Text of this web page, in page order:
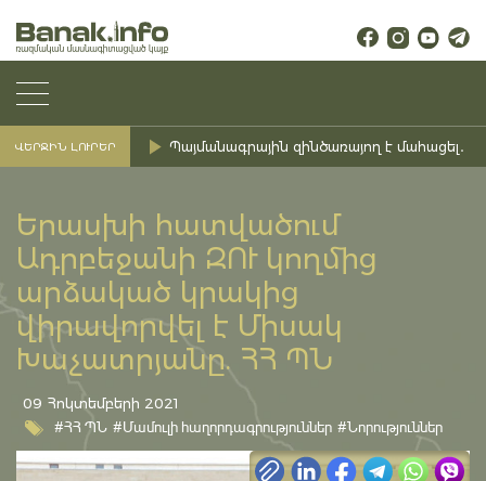
ՎԵՐՋԻՆ ԼՈՒՐԵՐ Պայմանագրային զինծառայող է մահացել․
Երասխի հատվածում
Ադրբեջանի ԶՈՒ կողմից
արձակած կրակից
վիրավորվել է Միսակ
Խաչատրյանը. ՀՀ ՊՆ
09 Հոկտեմբերի 2021
#ՀՀ ՊՆ #Մամուլի հաղորդագրություններ #Նորություններ